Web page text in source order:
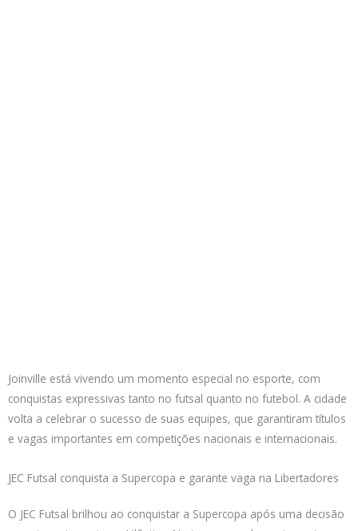
Joinville está vivendo um momento especial no esporte, com
conquistas expressivas tanto no futsal quanto no futebol. A cidade
volta a celebrar o sucesso de suas equipes, que garantiram títulos
e vagas importantes em competições nacionais e internacionais.
JEC Futsal conquista a Supercopa e garante vaga na Libertadores
O JEC Futsal brilhou ao conquistar a Supercopa após uma decisão